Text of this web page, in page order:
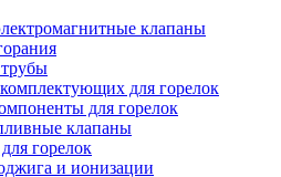
клапаны
для горелок
для горелок
клапаны
горелок
и ионизации